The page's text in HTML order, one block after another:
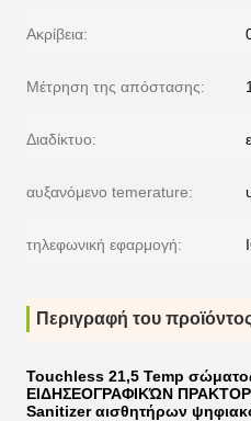
Ακρίβεια:
Μέτρηση της απόστασης:
Διαδίκτυο:
αυξανόμενο temerature:
τηλεφωνική εφαρμογή:
Περιγραφή του
Touchless 21,5 Temp
ΕΙΔΗΣΕΟΓΡΑΦΙΚΏΝ
Sanitizer αισθητήρων